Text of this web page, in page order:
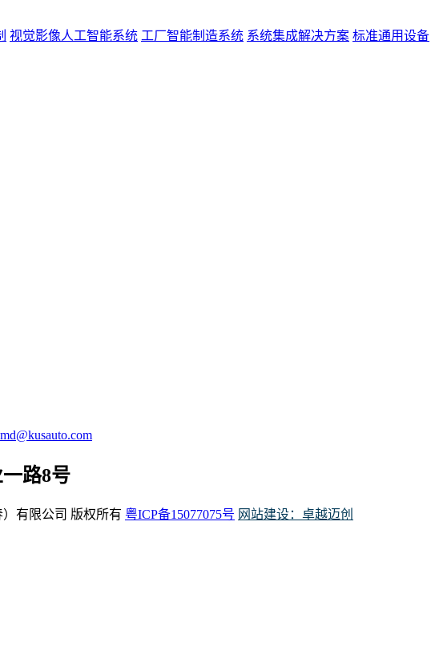
视觉影像人工智能系统 工厂智能制造系统 系统集成解决方案 标准通用设备
路8号
）有限公司 版权所有 粤ICP备15077075号 网站建设：卓越迈创